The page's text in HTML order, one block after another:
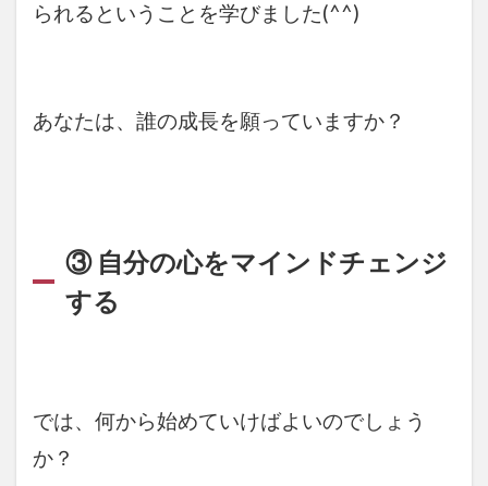
られるということを学びました(^^)
あなたは、誰の成長を願っていますか ？
③ 自分の心をマインドチェンジ
する
では、何から始めていけばよいのでしょう
か？